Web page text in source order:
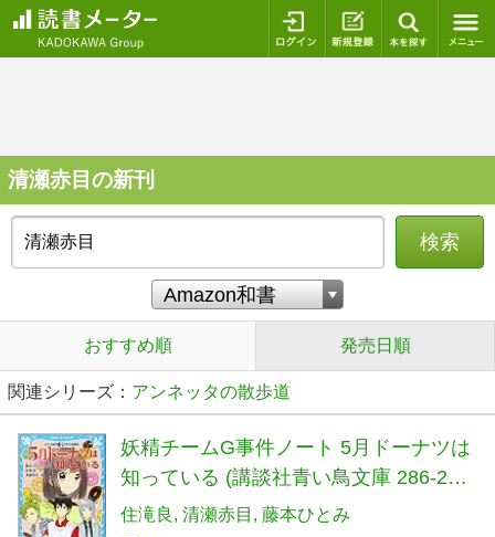
ログイン 新規登録
清瀬赤目の新刊
検索
おすすめ順 発売日順
関連シリーズ： アンネッタの散歩道
妖精チームG事件ノート 5月ドーナツは
知っている (講談社青い鳥文庫 286-23
妖精チームG事件ノート)
住滝良 清瀬赤目 藤本ひとみ